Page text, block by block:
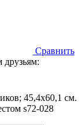
Сравнить
друзьям:
45,4х60,1 см.
s72-028